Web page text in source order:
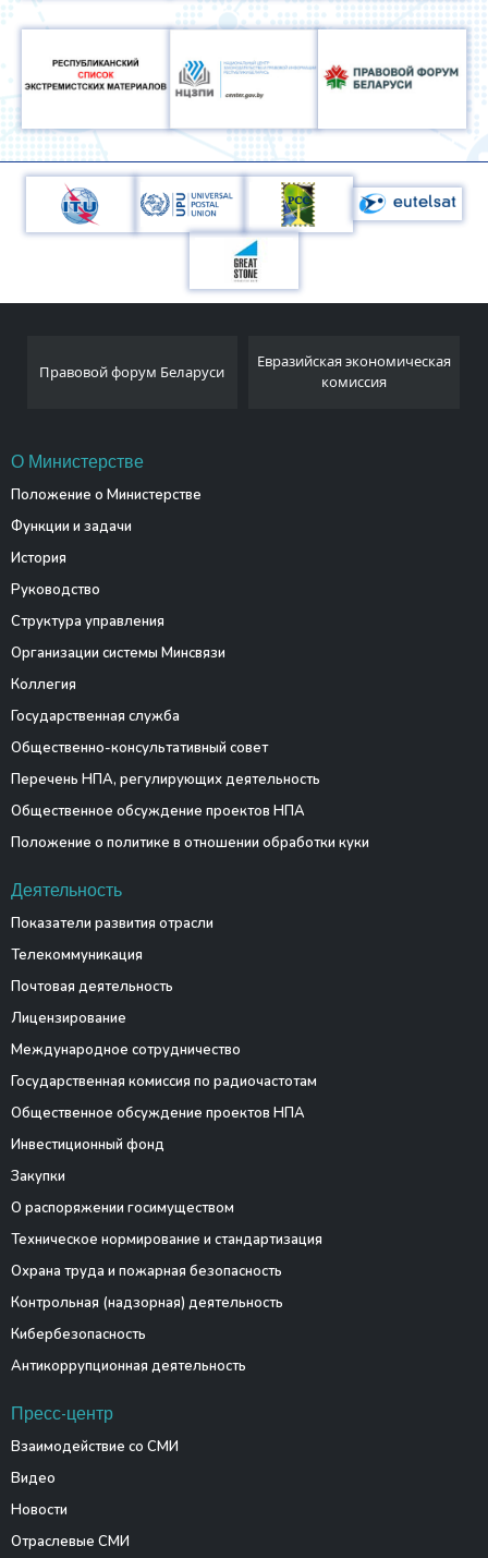
комиссия
Национальный
статистический комитет
Республики Беларусь
О Министерстве
Положение о Министерстве
Функции и задачи
История
Руководство
Структура управления
Организации системы Минсвязи
Коллегия
Государственная служба
Общественно-консультативный совет
Перечень НПА, регулирующих деятельность
Общественное обсуждение проектов НПА
Положение о политике в отношении обработки куки
Деятельность
Показатели развития отрасли
Телекоммуникация
Почтовая деятельность
Лицензирование
Международное сотрудничество
Государственная комиссия по радиочастотам
Общественное обсуждение проектов НПА
Инвестиционный фонд
Закупки
О распоряжении госимуществом
Техническое нормирование и стандартизация
Охрана труда и пожарная безопасность
Контрольная (надзорная) деятельность
Кибербезопасность
Антикоррупционная деятельность
Пресс-центр
Взаимодействие со СМИ
Видео
Новости
Отраслевые СМИ